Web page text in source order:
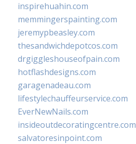
inspirehuahin.com
memmingerspainting.com
jeremypbeasley.com
thesandwichdepotcos.com
drgiggleshouseofpain.com
hotflashdesigns.com
garagenadeau.com
lifestylechauffeurservice.com
EverNewNails.com
insideoutdecoratingcentre.com
salvatoresinpoint.com